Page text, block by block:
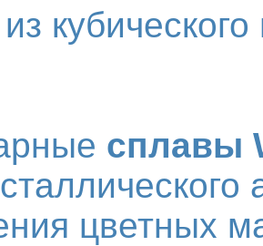
кубического
сплавы
цветных